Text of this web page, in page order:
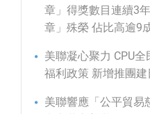
章」得獎數目連續3
章」殊榮 佔比高逾9
美聯凝心聚力 CPU
福利政策 新增推團建
美聯響應「公平貿易